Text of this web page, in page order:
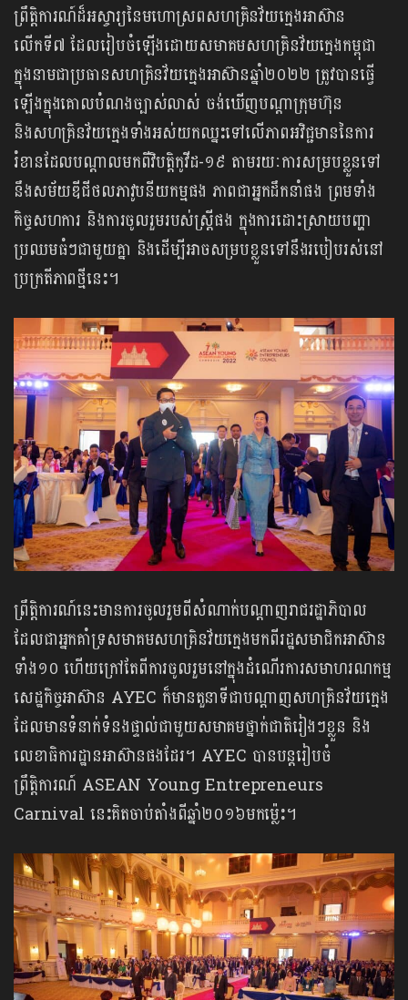
ព្រឹត្តិការណ៍ដ៏អស្ចារ្យនៃមហោស្រពសហគ្រិនវ័យក្មេងអាស៊ាន
លើកទី៧ ដែលរៀបចំឡើងដោយសមាគមសហគ្រិនវ័យក្មេងកម្ពុជា
ក្នុងនាមជាប្រធានសហគ្រិនវ័យក្មេងអាស៊ានឆ្នាំ២០២២ ត្រូវបានធ្វើ
ឡើងក្នុងគោលបំណងច្បាស់លាស់ ចង់ឃើញបណ្តាក្រុមហ៊ុន
និងសហគ្រិនវ័យក្មេងទាំងអស់យកឈ្នះទៅលើភាពអវិជ្ជមាននៃការ
រំខានដែលបណ្តាលមកពីវិបត្តិកូវីដ-១៩ តាមរយៈការសម្របខ្លួនទៅ
នឹងសម័យឌីជីថលភាវូបនីយកម្មផង ភាពជាអ្នកដឹកនាំផង ព្រមទាំង
កិច្ចសហការ និងការចូលរួមរបស់ស្រ្តីផង ក្នុងការដោះស្រាយបញ្ហា
ប្រឈមធំៗជាមួយគ្នា និងដើម្បីអាចសម្របខ្លួនទៅនឹងរបៀបរស់នៅ
ប្រក្រតីភាពថ្មីនេះ។
ព្រឹត្តិការណ៍នេះមានការចូលរួមពីសំណាក់បណ្តាញរាជរដ្ឋាភិបាល
ដែលជាអ្នកគាំទ្រសមាគមសហគ្រិនវ័យក្មេងមកពីរដ្ឋសមាជិកអាស៊ាន
ទាំង១០ ហើយក្រៅតែពីការចូលរួមនៅក្នុងដំណើរការសមាហរណកម្ម
សេដ្ឋកិច្ចអាស៊ាន AYEC ក៏មានតួនាទីជាបណ្តាញសហគ្រិនវ័យក្មេង
ដែលមានទំនាក់ទំនងផ្ទាល់ជាមួយសមាគមថ្នាក់ជាតិរៀងៗខ្លួន និង
លេខាធិការដ្ឋានអាស៊ានផងដែរ។ AYEC បានបន្តរៀបចំ
ព្រឹត្តិការណ៍ ASEAN Young Entrepreneurs
Carnival នេះគិតចាប់តាំងពីឆ្នាំ២០១៦មកម្ល៉េះ។